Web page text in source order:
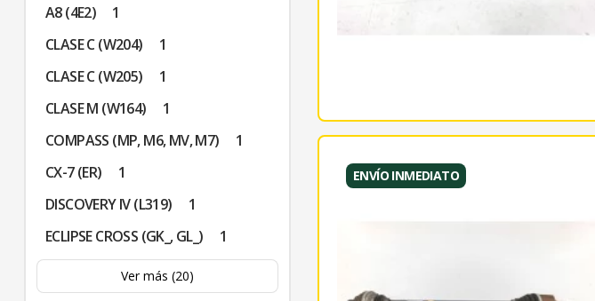
A8 (4E2)
1
CLASE C (W204)
1
CLASE C (W205)
1
CLASE M (W164)
1
COMPASS (MP, M6, MV, M7)
1
CX-7 (ER)
1
DISCOVERY IV (L319)
1
ECLIPSE CROSS (GK_, GL_)
1
Ver más (20)
ENVÍO INMEDIATO